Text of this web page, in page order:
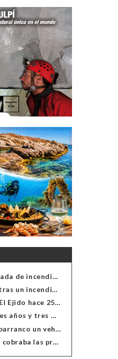
Detenido el autor de una oleada de incendios de contenedores en Almería
Madre e hijo hospitalizados tras un incendio en la cocina de una vivienda en Almería
Cuando la ira se apoderó de El Ejido hace 25 años
Confirmada la condena de tres años y tres meses al hombre de Antas acusado de xenofobia
Cinco heridos al caer por un barranco un vehículo en Alcolea
Detenido un matrimonio que cobraba las prestaciones de ilegales en Almería, Granada, Málaga, Huelva y Murcia